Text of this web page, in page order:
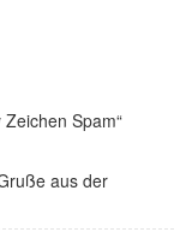
Spam“
aus der